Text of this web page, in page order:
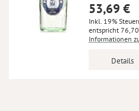
53,69 €
Inkl. 19%
Informationen
Details